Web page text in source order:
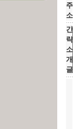
주
소
간
략
소
개
글